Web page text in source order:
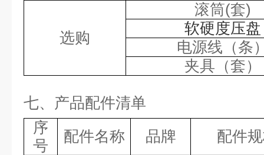
选购
滚筒(套)
软硬度压盘
电源线（条
夹具（套）
七、产品配件清单
序
号
配件名称 品牌 配件